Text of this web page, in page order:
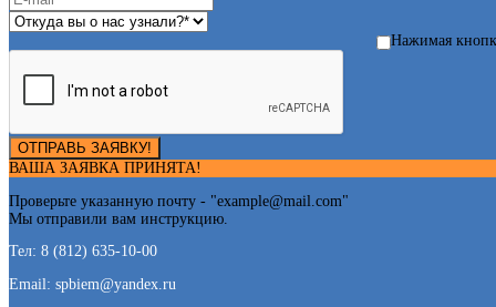
Нажимая
ОТПРАВЬ ЗАЯВКУ!
ВАША ЗАЯВКА ПРИНЯТА!
Проверьте указанную почту - "example@mail.com"
Мы отправили вам инструкцию.
Тел: 8 (812) 635-10-00
Email: spbiem@yandex.ru